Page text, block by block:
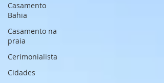
Casamento
Bahia
Casamento na
praia
Cerimonialista
Cidades